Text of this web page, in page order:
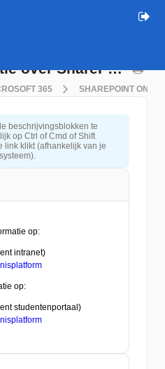
Algemene informatie over SharePoint
365 SHAREPOINT
beschrijvingsblokken te
op Ctrl of Cmd of Shift
link klikt (afhankelijk van je